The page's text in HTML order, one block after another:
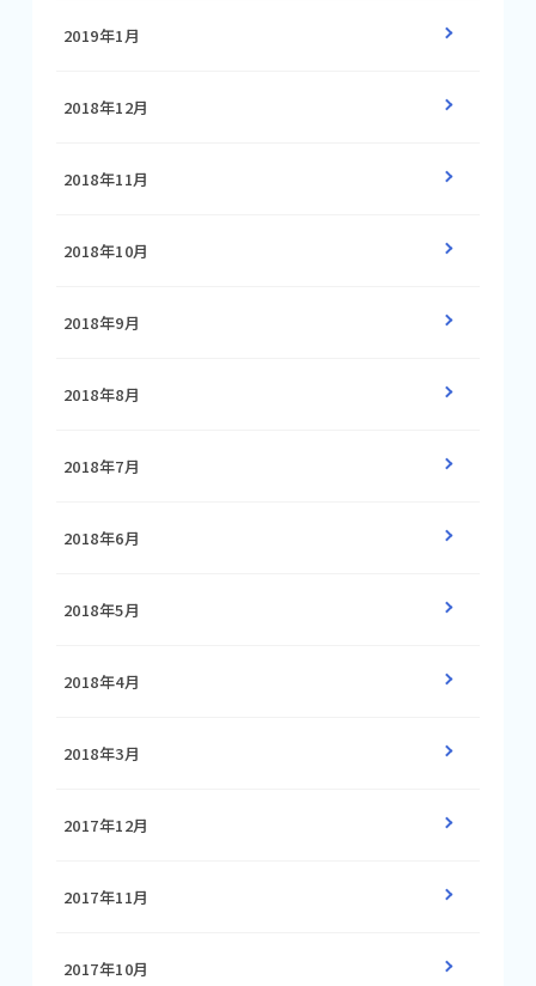
2019年1月
2018年12月
2018年11月
2018年10月
2018年9月
2018年8月
2018年7月
2018年6月
2018年5月
2018年4月
2018年3月
2017年12月
2017年11月
2017年10月